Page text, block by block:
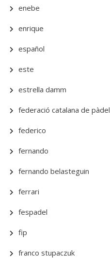
enebe
enrique
español
este
estrella damm
federació catalana de pàdel
federico
fernando
fernando belasteguin
ferrari
fespadel
fip
franco stupaczuk